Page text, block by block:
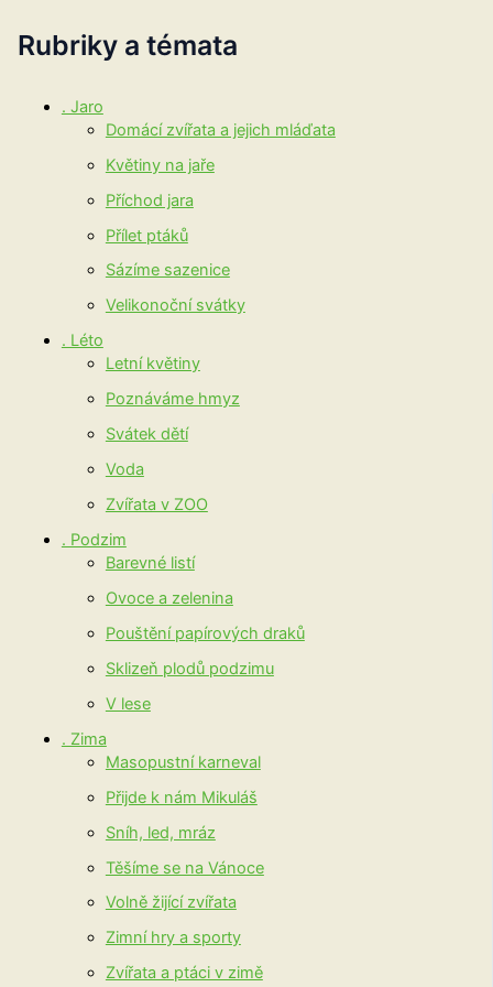
Rubriky a témata
. Jaro
Domácí zvířata a jejich mláďata
Květiny na jaře
Příchod jara
Přílet ptáků
Sázíme sazenice
Velikonoční svátky
. Léto
Letní květiny
Poznáváme hmyz
Svátek dětí
Voda
Zvířata v ZOO
. Podzim
Barevné listí
Ovoce a zelenina
Pouštění papírových draků
Sklizeň plodů podzimu
V lese
. Zima
Masopustní karneval
Přijde k nám Mikuláš
Sníh, led, mráz
Těšíme se na Vánoce
Volně žijící zvířata
Zimní hry a sporty
Zvířata a ptáci v zimě